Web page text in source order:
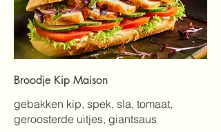
Broodje Kip Maison
gebakken kip, spek, sla, tomaat,
geroosterde uitjes, giantsaus